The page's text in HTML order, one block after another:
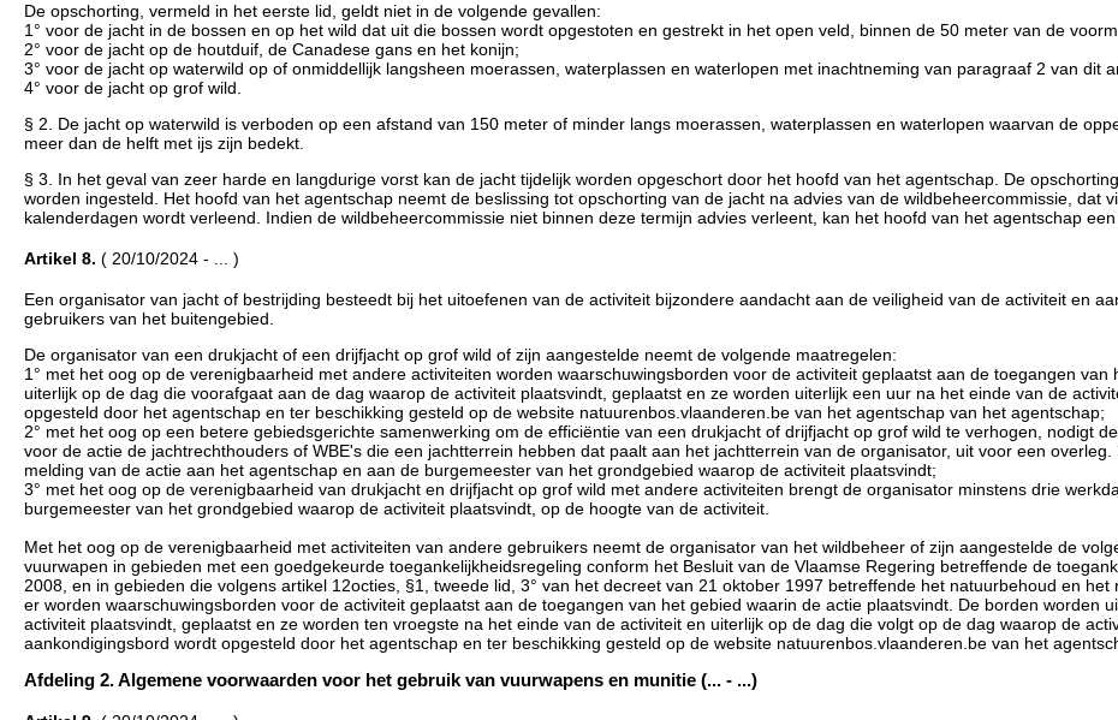
De opschorting, vermeld in het eerste lid, geldt niet in de volgende gevallen:
1° voor de jacht in de bossen en op het wild dat uit die bossen wordt opgestoten en gestrekt in het open veld, binnen de 50 meter van de
2° voor de jacht op de houtduif, de Canadese gans en het konijn;
3° voor de jacht op waterwild op of onmiddellijk langsheen moerassen, waterplassen en waterlopen met inachtneming van paragraaf 2 van dit
4° voor de jacht op grof wild.
§ 2. De jacht op waterwild is verboden op een afstand van 150 meter of minder langs moerassen, waterplassen en waterlopen waarvan de
meer dan de helft met ijs zijn bedekt.
§ 3. In het geval van zeer harde en langdurige vorst kan de jacht tijdelijk worden opgeschort door het hoofd van het agentschap. De
worden ingesteld. Het hoofd van het agentschap neemt de beslissing tot opschorting van de jacht na advies van de wildbeheercommissie, dat
kalenderdagen wordt verleend. Indien de wildbeheercommissie niet binnen deze termijn advies verleent, kan het hoofd van het agentschap
Artikel 8. ( 20/10/2024 - ... )
Een organisator van jacht of bestrijding besteedt bij het uitoefenen van de activiteit bijzondere aandacht aan de veiligheid van de activiteit en
gebruikers van het buitengebied.
De organisator van een drukjacht of een drijfjacht op grof wild of zijn aangestelde neemt de volgende maatregelen:
1° met het oog op de verenigbaarheid met andere activiteiten worden waarschuwingsborden voor de activiteit geplaatst aan de toegangen
uiterlijk op de dag die voorafgaat aan de dag waarop de activiteit plaatsvindt, geplaatst en ze worden uiterlijk een uur na het einde van de
opgesteld door het agentschap en ter beschikking gesteld op de website natuurenbos.vlaanderen.be van het agentschap van het agentschap;
2° met het oog op een betere gebiedsgerichte samenwerking om de efficiëntie van een drukjacht of drijfjacht op grof wild te verhogen, nodigt
voor de actie de jachtrechthouders of WBE's die een jachtterrein hebben dat paalt aan het jachtterrein van de organisator, uit voor een
melding van de actie aan het agentschap en aan de burgemeester van het grondgebied waarop de activiteit plaatsvindt;
3° met het oog op de verenigbaarheid van drukjacht en drijfjacht op grof wild met andere activiteiten brengt de organisator minstens drie
burgemeester van het grondgebied waarop de activiteit plaatsvindt, op de hoogte van de activiteit.
Met het oog op de verenigbaarheid met activiteiten van andere gebruikers neemt de organisator van het wildbeheer of zijn aangestelde de
vuurwapen in gebieden met een goedgekeurde toegankelijkheidsregeling conform het Besluit van de Vlaamse Regering betreffende de
2008, en in gebieden die volgens artikel 12octies, §1, tweede lid, 3° van het decreet van 21 oktober 1997 betreffende het natuurbehoud en
er worden waarschuwingsborden voor de activiteit geplaatst aan de toegangen van het gebied waarin de actie plaatsvindt. De borden worden
activiteit plaatsvindt, geplaatst en ze worden ten vroegste na het einde van de activiteit en uiterlijk op de dag die volgt op de dag waarop de
aankondigingsbord wordt opgesteld door het agentschap en ter beschikking gesteld op de website natuurenbos.vlaanderen.be van het
Afdeling 2. Algemene voorwaarden voor het gebruik van vuurwapens en munitie (... - ...)